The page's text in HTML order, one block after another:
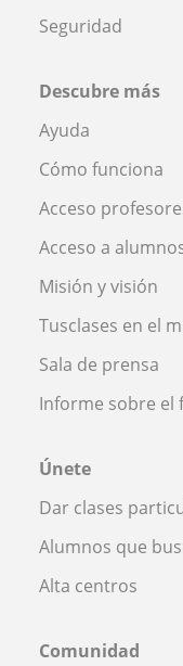
Seguridad
Descubre más
Ayuda
Cómo funciona
Acceso
Acceso a
Misión y visión
Tusclases en el
Sala de prensa
Informe sobre el
Únete
Dar clases
Alumnos que
Alta centros
Comunidad